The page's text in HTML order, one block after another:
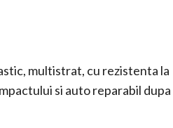
multistrat, cu rezistenta la
si auto reparabil dupa